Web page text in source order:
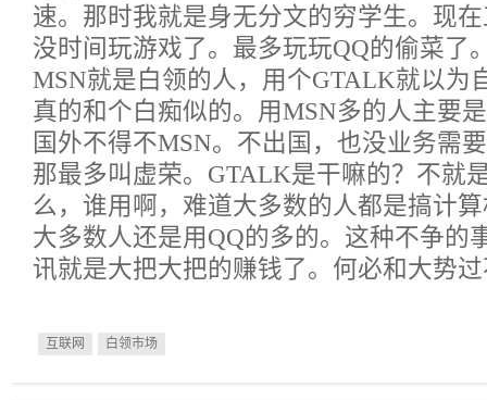
速。那时我就是身无分文的穷学生。现
没时间玩游戏了。最多玩玩QQ的偷菜了
MSN就是白领的人，用个GTALK就以为
真的和个白痴似的。用MSN多的人主要
国外不得不MSN。不出国，也没业务需
那最多叫虚荣。GTALK是干嘛的？不就
么，谁用啊，难道大多数的人都是搞计
大多数人还是用QQ的多的。这种不争的
讯就是大把大把的赚钱了。何必和大势
互联网 白领市场